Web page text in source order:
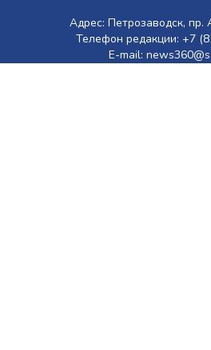
Адрес: Петрозаводск, пр.
Телефон редакции: +7
E-mail: